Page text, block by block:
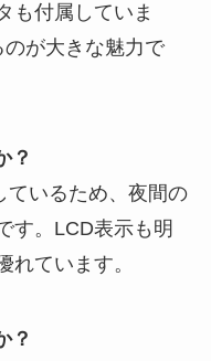
も付属していま
が大きな魅力で
？
ているため、夜間の
す。LCD表示も明
れています。
？